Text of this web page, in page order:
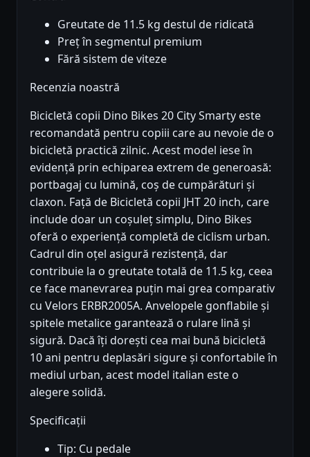
Greutate de 11.5 kg destul de ridicată
Preț în segmentul premium
Fără sistem de viteze
Recenzia noastră
Bicicletă copii Dino Bikes 20 City Smarty este
recomandată pentru copiii care au nevoie de o
bicicletă practică zilnic. Acest model iese în
evidență prin echiparea extrem de generoasă:
portbagaj cu lumină, coș de cumpărături și
claxon. Față de Bicicletă copii JHT 20 inch, care
include doar un coșuleț simplu, Dino Bikes
oferă o experiență completă de ciclism urban.
Cadrul din oțel asigură rezistență, dar
contribuie la o greutate totală de 11.5 kg, ceea
ce face manevrarea puțin mai grea comparativ
cu Velors ERBR2005A. Anvelopele gonflabile și
spitele metalice garantează o rulare lină și
sigură. Dacă îți dorești cea mai bună bicicletă
10 ani pentru deplasări sigure și confortabile în
mediul urban, acest model italian este o
alegere solidă.
Specificații
Tip: Cu pedale